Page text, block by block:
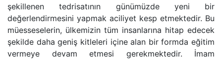
şekillenen tedrisatının günümüzde yeni bir
değerlendirmesini yapmak aciliyet kesp etmektedir. Bu
müesseselerin, ülkemizin tüm insanlarına hitap edecek
şekilde daha geniş kitleleri içine alan bir formda eğitim
vermeye devam etmesi gerekmektedir. İmam